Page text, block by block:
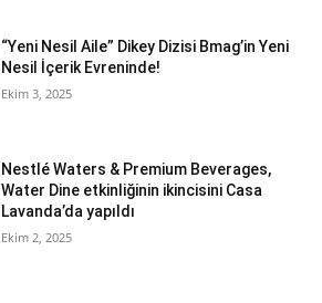
“Yeni Nesil Aile” Dikey Dizisi Bmag’in Yeni
Nesil İçerik Evreninde!
Ekim 3, 2025
Nestlé Waters & Premium Beverages,
Water Dine etkinliğinin ikincisini Casa
Lavanda’da yapıldı
Ekim 2, 2025